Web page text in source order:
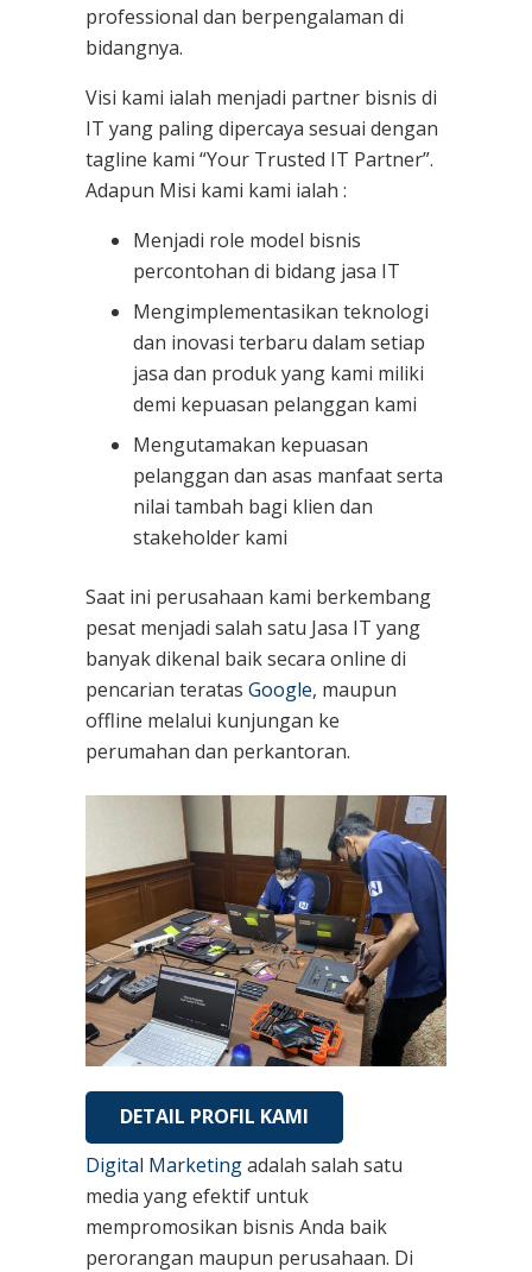
professional dan berpengalaman di
bidangnya.
Visi kami ialah menjadi partner bisnis di
IT yang paling dipercaya sesuai dengan
tagline kami “Your Trusted IT Partner”.
Adapun Misi kami kami ialah :
Menjadi role model bisnis
percontohan di bidang jasa IT
Mengimplementasikan teknologi
dan inovasi terbaru dalam setiap
jasa dan produk yang kami miliki
demi kepuasan pelanggan kami
Mengutamakan kepuasan
pelanggan dan asas manfaat serta
nilai tambah bagi klien dan
stakeholder kami
Saat ini perusahaan kami berkembang
pesat menjadi salah satu Jasa IT yang
banyak dikenal baik secara online di
pencarian teratas Google, maupun
offline melalui kunjungan ke
perumahan dan perkantoran.
DETAIL PROFIL KAMI
Digital Marketingadalah salah satu
media yang efektif untuk
mempromosikan bisnis Anda baik
perorangan maupun perusahaan. Di